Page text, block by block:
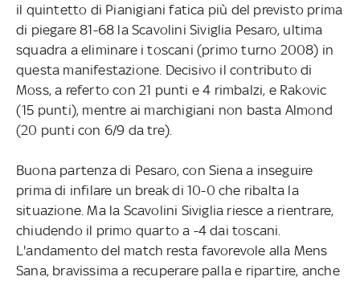
il quintetto di Pianigiani fatica più del previsto prima
di piegare 81-68 la Scavolini Siviglia Pesaro, ultima
squadra a eliminare i toscani (primo turno 2008) in
questa manifestazione. Decisivo il contributo di
Moss, a referto con 21 punti e 4 rimbalzi, e Rakovic
(15 punti), mentre ai marchigiani non basta Almond
(20 punti con 6/9 da tre).
Buona partenza di Pesaro, con Siena a inseguire
prima di infilare un break di 10-0 che ribalta la
situazione. Ma la Scavolini Siviglia riesce a rientrare,
chiudendo il primo quarto a -4 dai toscani.
L'andamento del match resta favorevole alla Mens
Sana, bravissima a recuperare palla e ripartire, anche